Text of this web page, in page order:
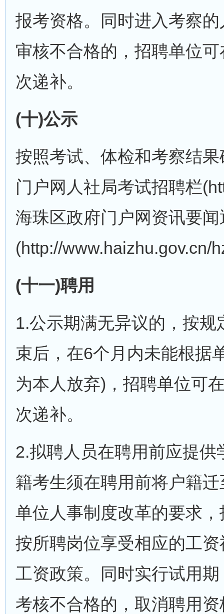
报考资格。同时进入考察
审核不合格的，招聘单位
次递补。
(十)公示
按照考试、体检和考察结
门户网人社局考试招聘栏
海珠区政府门户网资讯要
(http://www.haizhu.gov.cn/
(十一)聘用
1.公示期满无异议的，按
束后，在6个月内未能根据
为本人放弃)，招聘单位可
次递补。
2.拟聘人员在聘用前应提
籍考生须在聘用前将户籍
单位人事制度改革的要求
按所聘岗位享受相应的工
工资政策。同时实行试用
考核不合格的，取消聘用